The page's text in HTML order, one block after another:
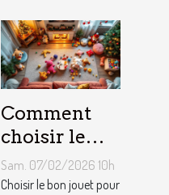
Comment
choisir le
jouet idéal
pour chaque
Sam. 07/02/2026 10h
Choisir le bon jouet pour